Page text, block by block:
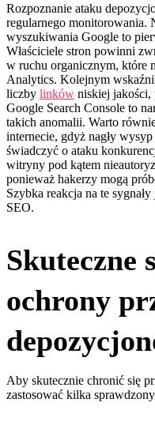
Rozpoznanie ataku
regularnego monitorowania.
wyszukiwania Google to
Właściciele stron powinni
w ruchu organicznym, które
Analytics. Kolejnym
liczby linków niskiej jakości,
Google Search Console to
takich anomalii. Warto
internecie, gdyż nagły
świadczyć o ataku
witryny pod kątem
ponieważ hakerzy mogą
Szybka reakcja na te
SEO.
Skuteczne
ochrony
Aby skutecznie chronić się
zastosować kilka